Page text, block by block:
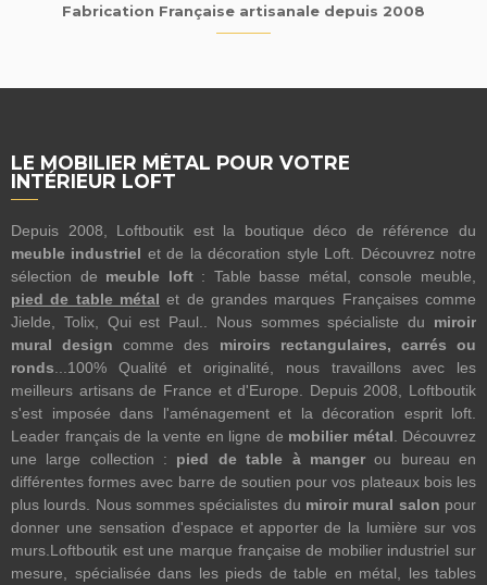
Fabrication Française artisanale depuis 2008
LE MOBILIER MÉTAL POUR VOTRE
INTÉRIEUR LOFT
Depuis 2008, Loftboutik est la boutique déco de référence du
meuble industriel et de la décoration style Loft. Découvrez notre
sélection de meuble loft: Table basse métal, console meuble,
pied de table métal et de grandes marques Françaises comme
Jielde, Tolix, Qui est Paul.. Nous sommes spécialiste du miroir
mural design comme des miroirs rectangulaires, carrés ou
ronds ...100% Qualité et originalité, nous travaillons avec les
meilleurs artisans de France et d'Europe. Depuis 2008, Loftboutik
s'est imposée dans l'aménagement et la décoration esprit loft.
Leader français de la vente en ligne de mobilier métal . Découvrez
une large collection : pied de table à mangerou bureau en
différentes formes avec barre de soutien pour vos plateaux bois les
plus lourds. Nous sommes spécialistes du miroir mural salon pour
donner une sensation d'espace et apporter de la lumière sur vos
murs.Loftboutik est une marque française de mobilier industriel sur
mesure, spécialisée dans les pieds de table en métal, les tables